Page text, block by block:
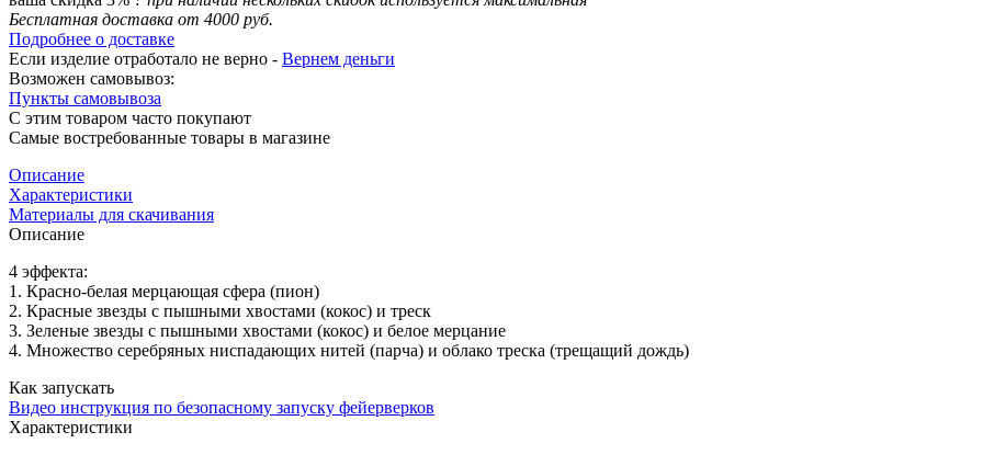
Бесплатная доставка от 4000 руб.
Подробнее о доставке
Если изделие отработало не верно - Вернем деньги
Возможен самовывоз:
Пункты самовывоза
С этим товаром часто покупают
Самые востребованные товары в магазине
Описание
Характеристики
Материалы для скачивания
Описание
4 эффекта:
1. Красно-белая мерцающая сфера (пион)
2. Красные звезды с пышными хвостами (кокос) и треск
3. Зеленые звезды с пышными хвостами (кокос) и белое мерцание
4. Множество серебряных ниспадающих нитей (парча) и облако треска (трещащий дождь)
Как запускать
Видео инструкция по безопасному запуску фейерверков
Характеристики